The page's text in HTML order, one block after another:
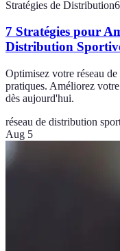
Stratégies de Distribution6
7 Stratégies pour
Distribution
Optimisez votre réseau
pratiques. Améliorez
dès aujourd'hui.
réseau de distribution
Aug 5